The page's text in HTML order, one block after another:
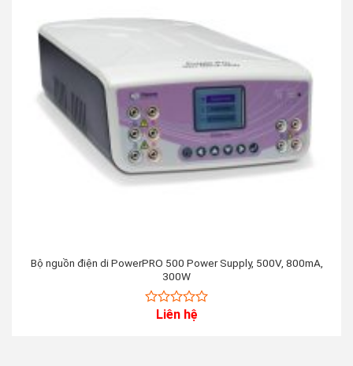
Bộ nguồn điện di PowerPRO 500 Power Supply, 500V, 800mA,
300W
Liên hệ